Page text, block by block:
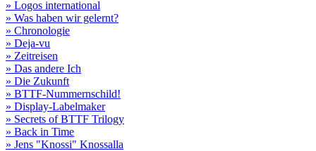
» Logos international
» Was haben wir gelernt?
» Chronologie
» Deja-vu
» Zeitreisen
» Das andere Ich
» Die Zukunft
» BTTF-Nummernschild!
» Display-Labelmaker
» Secrets of BTTF Trilogy
» Back in Time
» Jens "Knossi" Knossalla